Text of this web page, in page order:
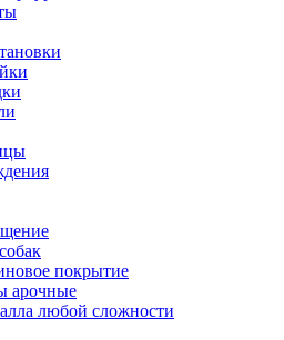
покрытие
арочные
любой сложности